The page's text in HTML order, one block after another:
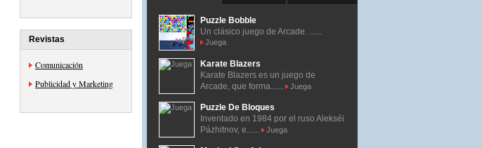
Revistas
Comunicación
Publicidad y Marketing
Puzzle Bobble
Un clásico juego de Arcade. ......
Juega
Karate Blazers
Karate Blazers es un juego de
Arcade, que forma......
Juega
Puzzle De Bloques
Inventado en 1984 por el ruso Alekséi
Pázhitnov, e......
Juega